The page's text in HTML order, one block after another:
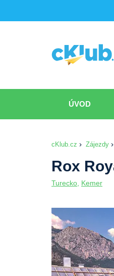
ÚVOD
cKlub.cz Zájezdy
Rox
Turecko Kemer